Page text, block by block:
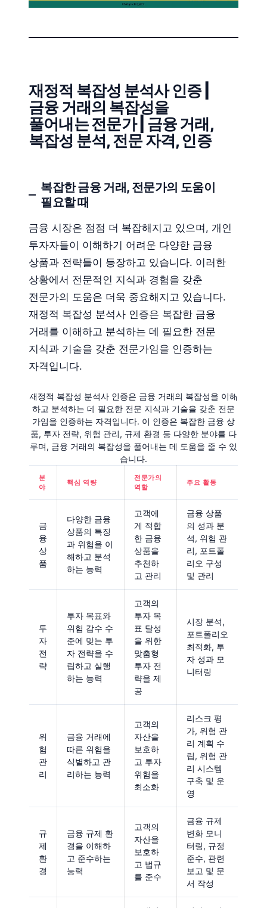
재정적 복잡성 분석사 인증 |
금융 거래의 복잡성을
풀어내는 전문가 | 금융 거래,
복잡성 분석, 전문 자격, 인증
복잡한 금융 거래, 전문가의 도움이
필요할 때
금융 시장은 점점 더 복잡해지고 있으며, 개인
투자자들이 이해하기 어려운 다양한 금융
상품과 전략들이 등장하고 있습니다. 이러한
상황에서 전문적인 지식과 경험을 갖춘
전문가의 도움은 더욱 중요해지고 있습니다.
재정적 복잡성 분석사 인증은 복잡한 금융
거래를 이해하고 분석하는 데 필요한 전문
지식과 기술을 갖춘 전문가임을 인증하는
자격입니다.
재정적 복잡성 분석사 인증은 금융 거래의 복잡성을 이해
하고 분석하는 데 필요한 전문 지식과 기술을 갖춘 전문
가임을 인증하는 자격입니다. 이 인증은 복잡한 금융 상
품, 투자 전략, 위험 관리, 규제 환경 등 다양한 분야를 다
루며, 금융 거래의 복잡성을 풀어내는 데 도움을 줄 수 있
습니다.
분
야
핵심 역량
전문가의
역할
주요 활동
금
융
상
품
다양한 금융
상품의 특징
과 위험을 이
해하고 분석
하는 능력
고객에
게 적합
한 금융
상품을
추천하
고 관리
금융 상품
의 성과 분
석, 위험 관
리, 포트폴
리오 구성
및 관리
투
자
전
략
투자 목표와
위험 감수 수
준에 맞는 투
자 전략을 수
립하고 실행
하는 능력
고객의
투자 목
표 달성
을 위한
맞춤형
투자 전
략을 제
공
시장 분석,
포트폴리오
최적화, 투
자 성과 모
니터링
위
험
관
리
금융 거래에
따른 위험을
식별하고 관
리하는 능력
고객의
자산을
보호하
고 투자
위험을
최소화
리스크 평
가, 위험 관
리 계획 수
립, 위험 관
리 시스템
구축 및 운
영
규
제
환
경
금융 규제 환
경을 이해하
고 준수하는
능력
고객의
자산을
보호하
고 법규
를 준수
금융 규제
변화 모니
터링, 규정
준수, 관련
보고 및 문
서 작성